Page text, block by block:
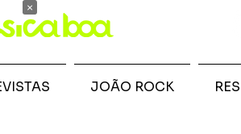
JOÃO ROCK
×